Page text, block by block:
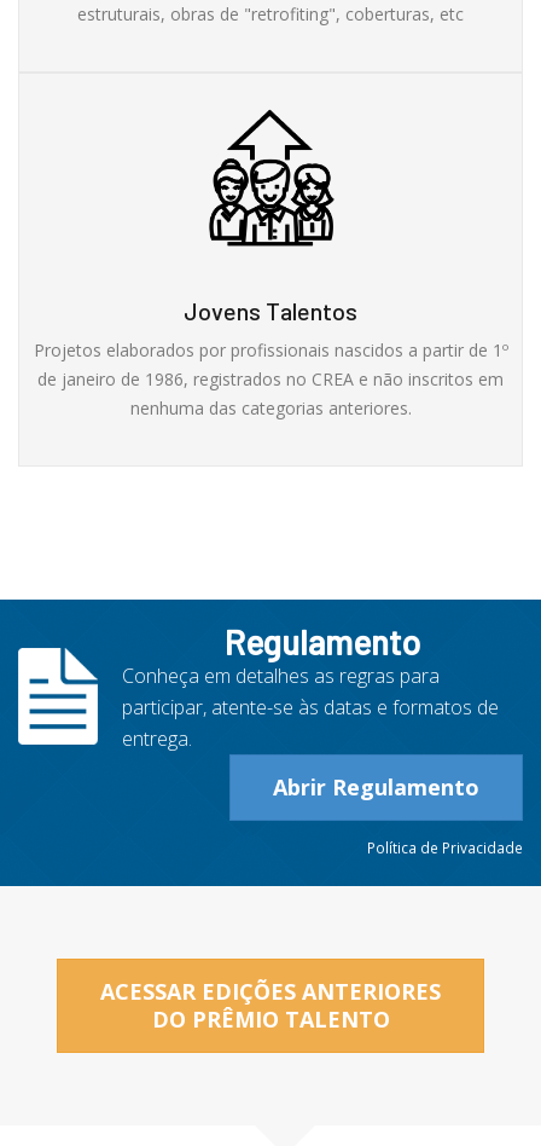
estruturais, obras de "retrofiting", coberturas, etc
Jovens Talentos
Projetos elaborados por profissionais nascidos a partir de 1º
de janeiro de 1986, registrados no CREA e não inscritos em
nenhuma das categorias anteriores.
Regulamento
Conheça em detalhes as regras para
participar, atente-se às datas e formatos de
entrega.
Abrir Regulamento
Política de Privacidade
ACESSAR EDIÇÕES ANTERIORES
DO PRÊMIO TALENTO